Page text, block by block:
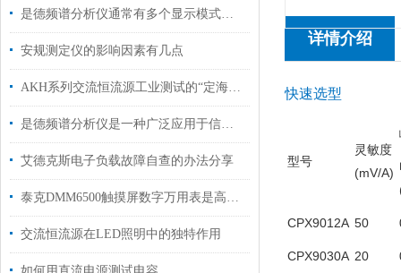
是德频谱分析仪通常有多个显示模式，包括对数型和线性型
安规测定仪的影响因素有几点
AKH系列交流恒流源工业测试的“定海神针”
是德频谱分析仪是一种广泛应用于信号处理和通信领域的仪器
艾德克斯电子负载故障自查的办法分享
泰克DMM6500触摸屏数字万用表是高精度测量的得力助手
交流恒流源在LED照明中的独特作用
详情介绍
快速选型
型号
灵敏度
(mV/A)
CPX9012A 50
CPX9030A 20